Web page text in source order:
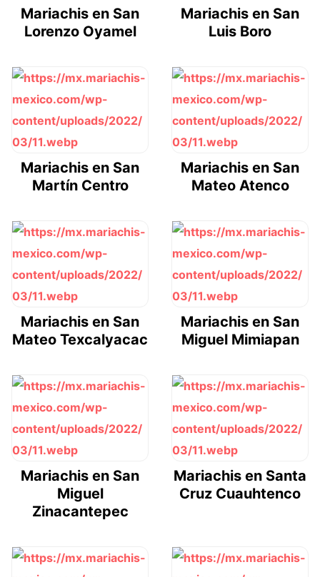
Mariachis en San
Lorenzo Oyamel
Mariachis en San
Luis Boro
Mariachis en San
Martín Centro
Mariachis en San
Mateo Atenco
Mariachis en San
Mateo Texcalyacac
Mariachis en San
Miguel Mimiapan
Mariachis en San
Miguel
Zinacantepec
Mariachis en Santa
Cruz Cuauhtenco